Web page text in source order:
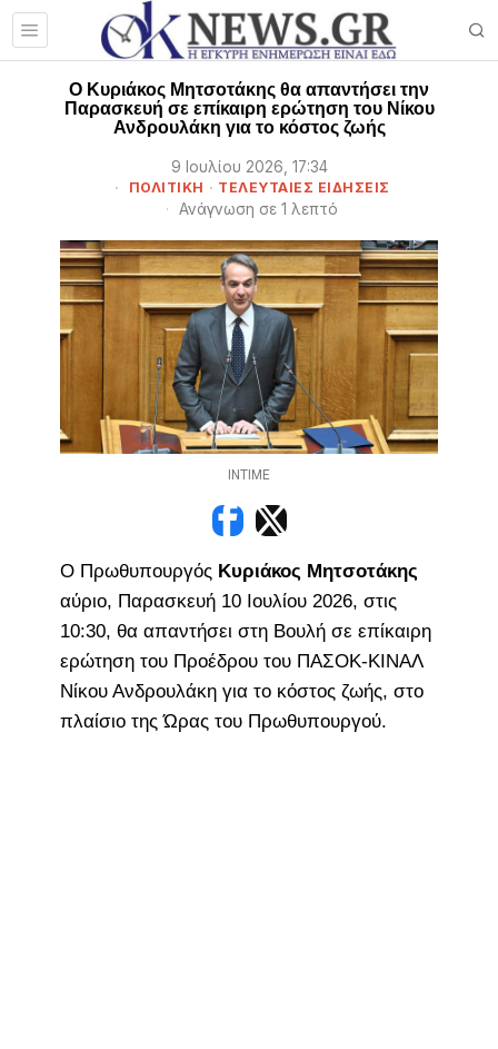
Ο Κυριάκος Μητσοτάκης θα απαντήσει την
Παρασκευή σε επίκαιρη ερώτηση του Νίκου
Ανδρουλάκη για το κόστος ζωής
9 Ιουλίου 2026, 17:34
ΠΟΛΙΤΙΚΗ · ΤΕΛΕΥΤΑΙΕΣ ΕΙΔΗΣΕΙΣ
Ανάγνωση σε 1 λεπτό
INTIME
Ο Πρωθυπουργός Κυριάκος Μητσοτάκης
αύριο, Παρασκευή 10 Ιουλίου 2026, στις
10:30, θα απαντήσει στη Βουλή σε επίκαιρη
ερώτηση του Προέδρου του ΠΑΣΟΚ-ΚΙΝΑΛ
Νίκου Ανδρουλάκη για το κόστος ζωής, στο
πλαίσιο της Ώρας του Πρωθυπουργού.